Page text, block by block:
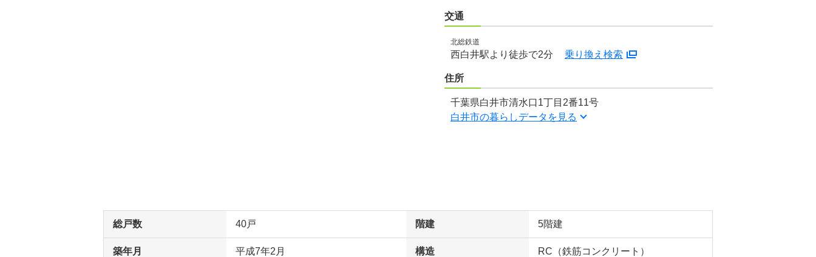
交通
北総鉄道
西白井駅より徒歩で2分 乗り換え検索
住所
千葉県白井市清水口1丁目2番11号
白井市の暮らしデータを見る
総戸数 40戸 階建 5階建
築年月 平成7年2月 構造 RC（鉄筋コンクリート）